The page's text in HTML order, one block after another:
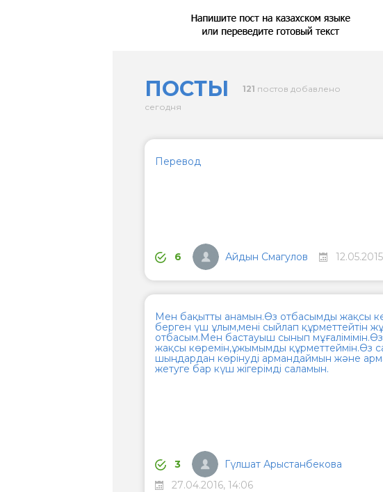
ПОСТЫ 121 постов добавлено
сегодня
Перевод
6 Айдын Смагулов
Мен бақытты анамын.Өз отбасымды жақсы
берген үш ұлым,мені сыйлап құрметтейтін
отбасым.Мен бастауыш сынып
жақсы көремін,ұжымымды құрметтеймін.Өз
шыңдардан көрінуді армандаймын және
жетуге бар күш жігерімді саламын.
3
Гүлшат Арыстанбекова
27.04.2016, 14:06